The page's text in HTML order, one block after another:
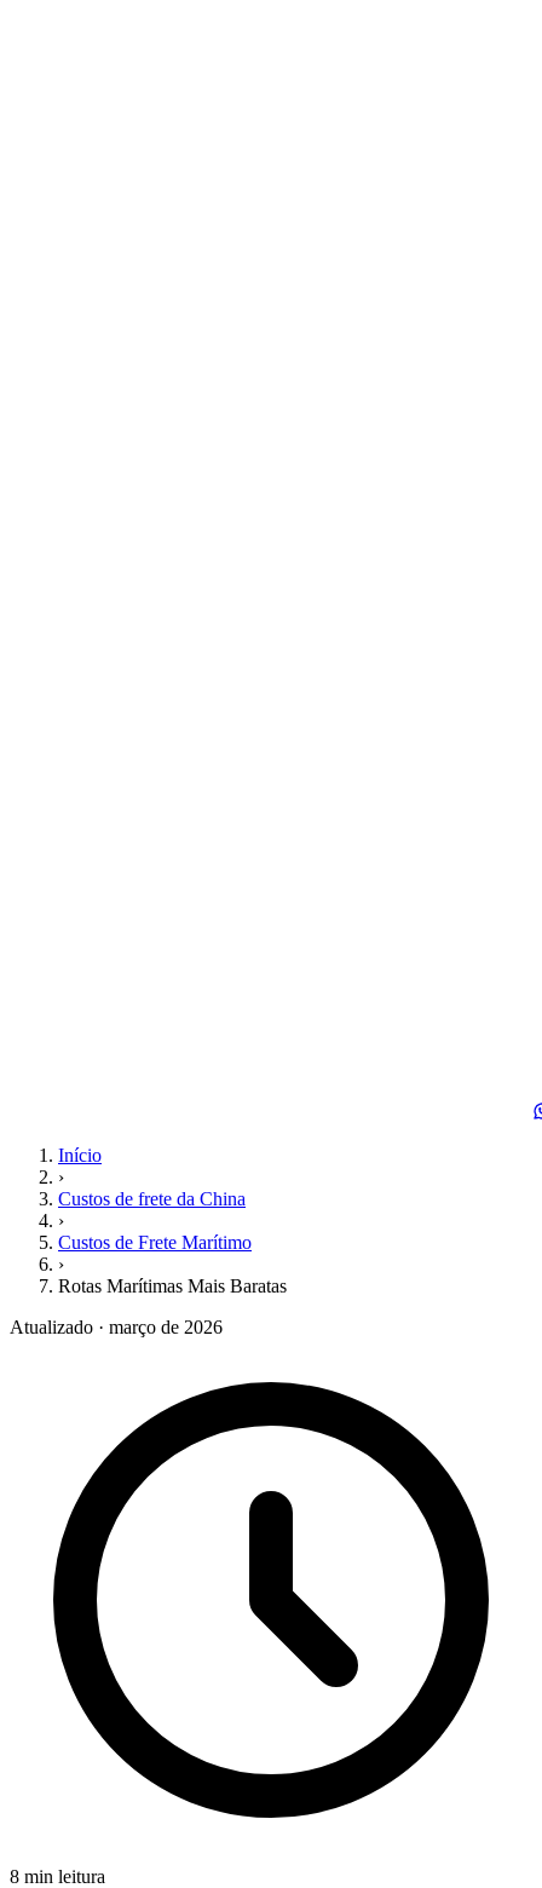
Início
›
Custos de frete da China
›
Custos de Frete Marítimo
›
Rotas Marítimas Mais Baratas
Atualizado · março de 2026
8 min leitura